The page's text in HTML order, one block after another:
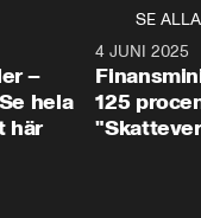
SE ALLA
4:29
–
hela
här
4 JUNI 2025
125